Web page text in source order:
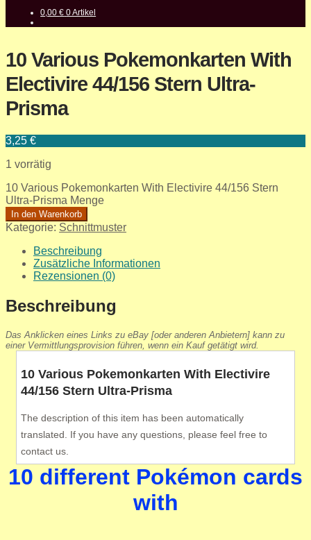
0,00€ 0 Artikel
10 Various Pokemonkarten With
Electivire 44/156 Stern Ultra-
Prisma
3,25 €
1 vorrätig
10 Various Pokemonkarten With Electivire 44/156 Stern
Ultra-Prisma Menge
In den Warenkorb
Kategorie: Schnittmuster
Beschreibung
Zusätzliche Informationen
Rezensionen (0)
Beschreibung
Das Anklicken eines Links zu eBay [oder anderen Anbietern] kann zu
einer Vermittlungsprovision führen, wenn ein Kauf getätigt wird.
10 Various Pokemonkarten With Electivire
44/156 Stern Ultra-Prisma
The description of this item has been automatically
translated. If you have any questions, please feel free to
contact us.
10 different Pokémon cards
with